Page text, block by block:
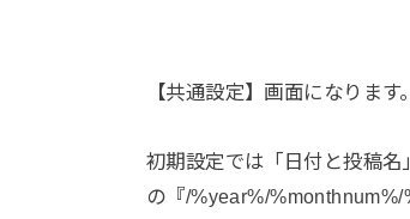
【共通設定】画面になります。
初期設定では「日付と投稿
の『/%year%/%monthnum%/